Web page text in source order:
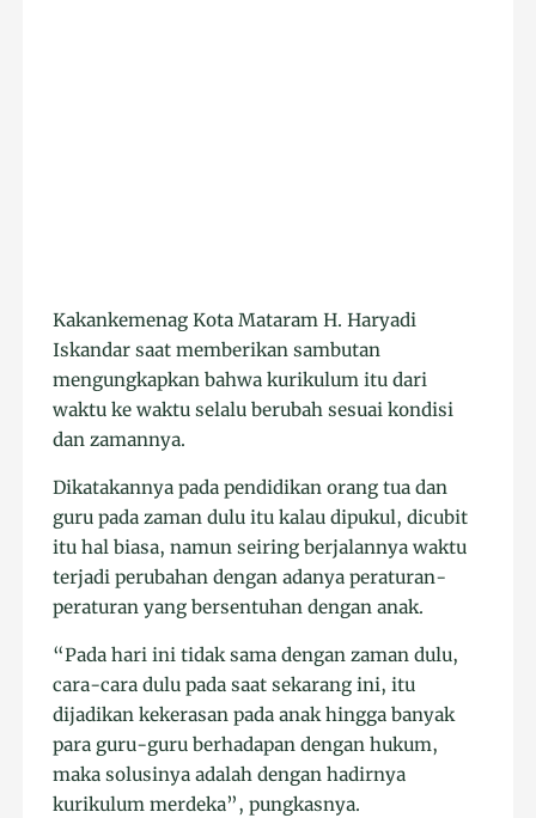
Kakankemenag Kota Mataram H. Haryadi
Iskandar saat memberikan sambutan
mengungkapkan bahwa kurikulum itu dari
waktu ke waktu selalu berubah sesuai kondisi
dan zamannya.
Dikatakannya pada pendidikan orang tua dan
guru pada zaman dulu itu kalau dipukul, dicubit
itu hal biasa, namun seiring berjalannya waktu
terjadi perubahan dengan adanya peraturan-
peraturan yang bersentuhan dengan anak.
“Pada hari ini tidak sama dengan zaman dulu,
cara-cara dulu pada saat sekarang ini, itu
dijadikan kekerasan pada anak hingga banyak
para guru-guru berhadapan dengan hukum,
maka solusinya adalah dengan hadirnya
kurikulum merdeka”, pungkasnya.